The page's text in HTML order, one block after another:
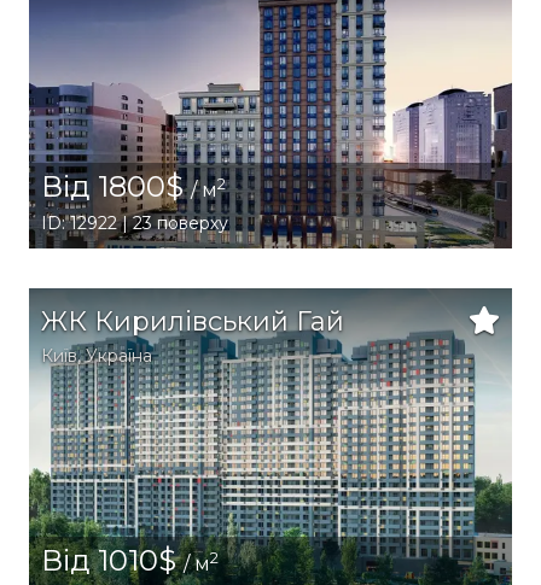
Від 1800$/ м2
ID: 12922 | 23 поверху
ЖК Кирилівський Гай
Київ,Україна
Від 1010$/ м2